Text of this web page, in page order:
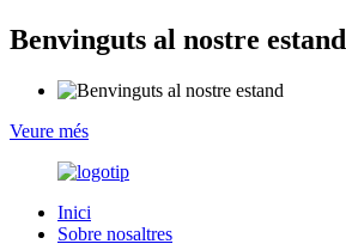
Benvinguts al nostre estand
Veure més
Inici
Sobre nosaltres